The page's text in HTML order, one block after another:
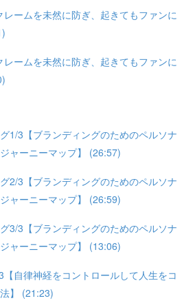
ームを未然に防ぎ、起きてもファンに
ームを未然に防ぎ、起きてもファンに
1/3【ブランディングのためのペルソナ
ャーニーマップ】 (26:57)
2/3【ブランディングのためのペルソナ
ャーニーマップ】 (26:59)
3/3【ブランディングのためのペルソナ
ャーニーマップ】 (13:06)
自律神経をコントロールして人生をコ
】 (21:23)